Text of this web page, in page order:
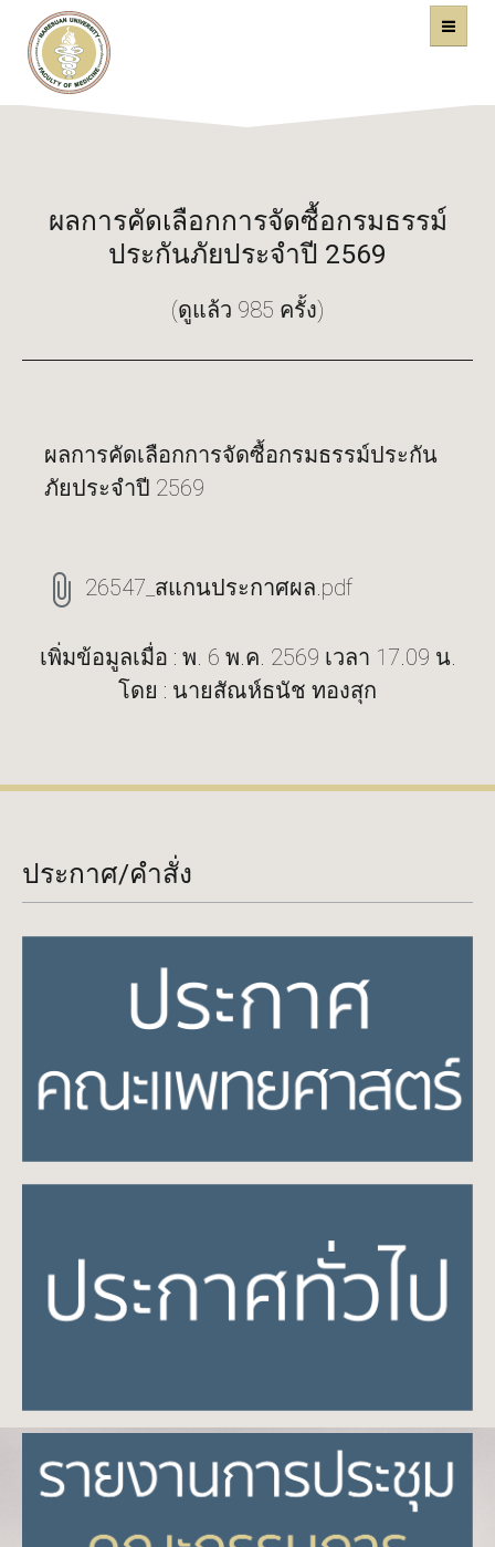
คณะแพทยศาสตร์
ผลการคัดเลือกการจัดซื้อกรมธรรม์
ประกันภัยประจำปี 2569
(ดูแล้ว 985 ครั้ง)
ผลการคัดเลือกการจัดซื้อกรมธรรม์ประกัน
ภัยประจำปี 2569
26547_สแกนประกาศผล.pdf
เพิ่มข้อมูลเมื่อ : พ. 6 พ.ค. 2569 เวลา 17.09 น.
โดย : นายสัณห์ธนัช ทองสุก
ประกาศ/คำสั่ง